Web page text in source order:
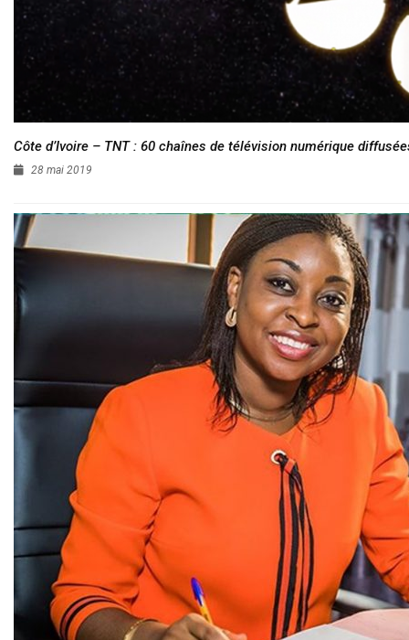
Côte d’Ivoire – TNT : 60 chaînes de télévision numérique
28 mai 2019